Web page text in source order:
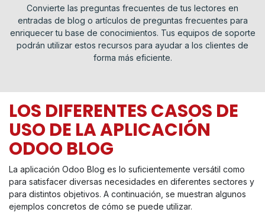
Convierte las preguntas frecuentes de tus lectores en
entradas de blog o artículos de preguntas frecuentes para
enriquecer tu base de conocimientos. Tus equipos de soporte
podrán utilizar estos recursos para ayudar a los clientes de
forma más eficiente.
LOS DIFERENTES CASOS DE
USO DE LA APLICACIÓN
ODOO BLOG
La aplicación Odoo Blog es lo suficientemente versátil como
para satisfacer diversas necesidades en diferentes sectores y
para distintos objetivos. A continuación, se muestran algunos
ejemplos concretos de cómo se puede utilizar.